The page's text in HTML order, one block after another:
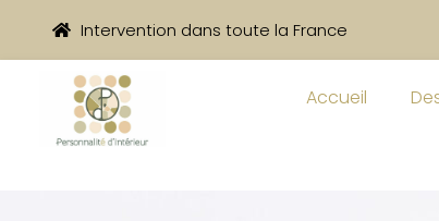
Intervention dans toute la France
Accueil